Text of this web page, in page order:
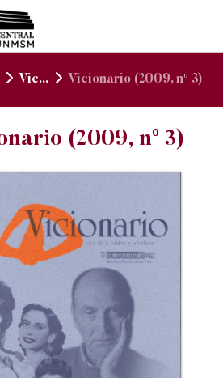
Vic... Vicionario (2009, nº 3)
(2009, nº 3)